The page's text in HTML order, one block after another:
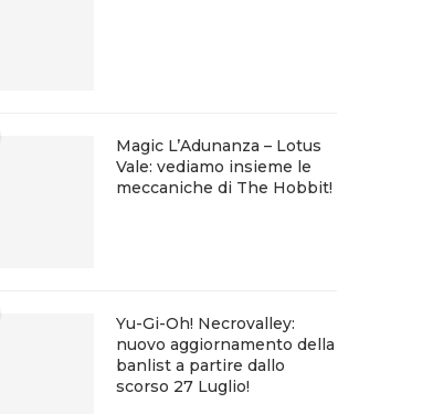
Magic L’Adunanza – Lotus
Vale: vediamo insieme le
meccaniche di The Hobbit!
Yu-Gi-Oh! Necrovalley:
nuovo aggiornamento della
banlist a partire dallo
scorso 27 Luglio!